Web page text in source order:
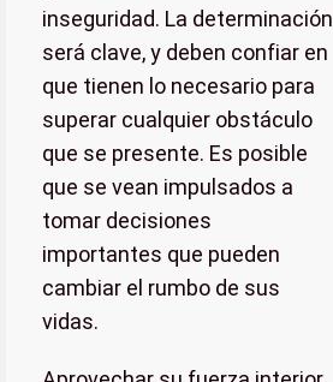
inseguridad. La determinación
será clave, y deben confiar en
que tienen lo necesario para
superar cualquier obstáculo
que se presente. Es posible
que se vean impulsados a
tomar decisiones
importantes que pueden
cambiar el rumbo de sus
vidas.